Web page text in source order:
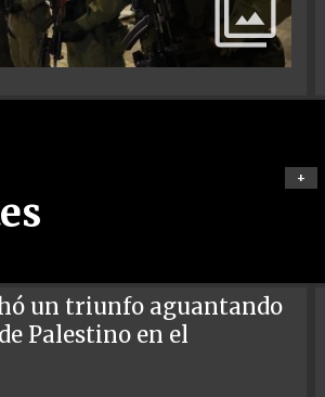
+
un triunfo aguantando
Palestino en el